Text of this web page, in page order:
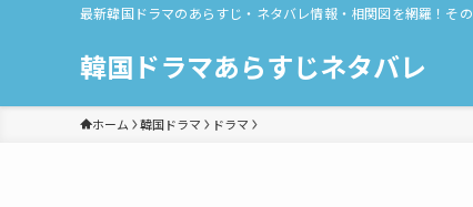
最新韓国ドラマのあらすじ・ネタバレ情報・相関図を網羅！そ
韓国ドラマあらすじネタバレ
ホーム 韓国ドラマ ドラマ